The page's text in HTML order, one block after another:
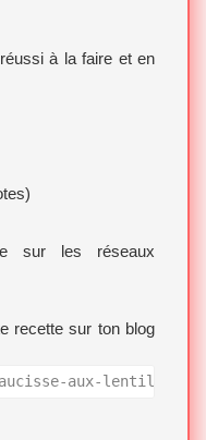
à la faire et en
sur les réseaux
recette sur ton blog
aux-lentilles-